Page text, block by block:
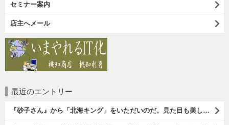
セミナー案内
店主へメール
最近のエントリー
『砂子さん』から「北海キング」をいただいのだ。見た目も美しいオレンジ色の果肉。 その果肉にスプーンを入れるとしっかりとした果実が丸々とすくえるのである。 一口食べれば、それはそれはうまいに決まっているのである（笑）。（砂子さんからの贈与：ないえメロン生産組合：JA新すながわ：空知郡奈井江町）